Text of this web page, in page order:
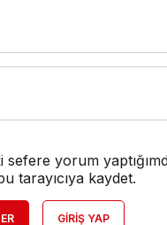
sefere yorum
tarayıcıya kaydet.
GIRIŞ YAP